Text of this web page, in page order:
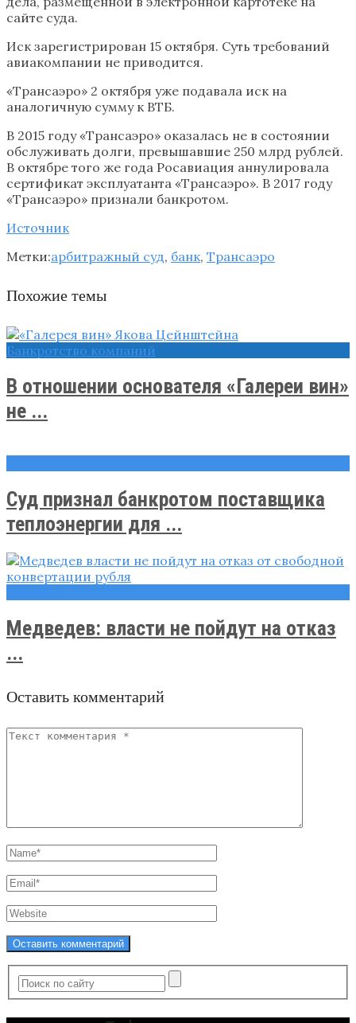
сайте суда.
Иск зарегистрирован 15 октября. Суть требований
авиакомпании не приводится.
«Трансаэро» 2 октября уже подавала иск на
аналогичную сумму к ВТБ.
В 2015 году «Трансаэро» оказалась не в состоянии
обслуживать долги, превышавшие 250 млрд рублей.
В октябре того же года Росавиация аннулировала
сертификат эксплуатанта «Трансаэро». В 2017 году
«Трансаэро» признали банкротом.
Источник
Метки:арбитражный суд, банк, Трансаэро
Похожие темы
Банкротство компаний
В отношении основателя «Галереи вин»
не ...
Суд признал банкротом поставщика
теплоэнергии для ...
Медведев: власти не пойдут на отказ
...
Оставить комментарий